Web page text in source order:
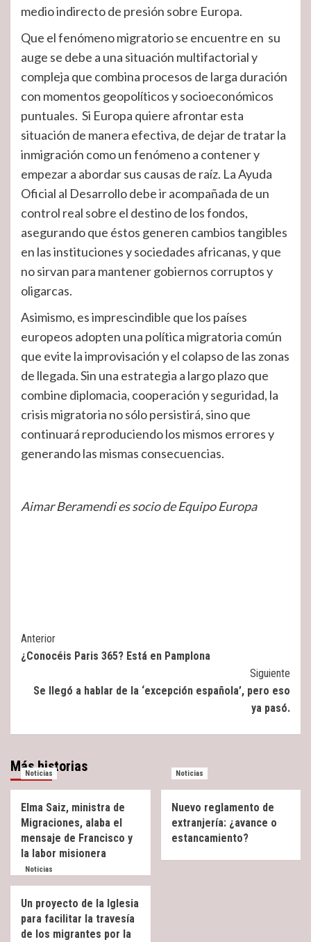
medio indirecto de presión sobre Europa.
Que el fenómeno migratorio se encuentre en su
auge se debe a una situación multifactorial y
compleja que combina procesos de larga duración
con momentos geopolíticos y socioeconómicos
puntuales. Si Europa quiere afrontar esta
situación de manera efectiva, de dejar de tratar la
inmigración como un fenómeno a contener y
empezar a abordar sus causas de raíz. La Ayuda
Oficial al Desarrollo debe ir acompañada de un
control real sobre el destino de los fondos,
asegurando que éstos generen cambios tangibles
en las instituciones y sociedades africanas, y que
no sirvan para mantener gobiernos corruptos y
oligarcas.
Asimismo, es imprescindible que los países
europeos adopten una política migratoria común
que evite la improvisación y el colapso de las zonas
de llegada. Sin una estrategia a largo plazo que
combine diplomacia, cooperación y seguridad, la
crisis migratoria no sólo persistirá, sino que
continuará reproduciendo los mismos errores y
generando las mismas consecuencias.
Aimar Beramendi es socio de Equipo Europa
Post
Navigation
Anterior
¿Conocéis Paris 365? Está en Pamplona
Siguiente
Se llegó a hablar de la ‘excepción española’, pero eso
ya pasó.
Más historias
Noticias
Elma Saiz, ministra de
Migraciones, alaba el
mensaje de Francisco y
la labor misionera
Noticias
Nuevo reglamento de
extranjería: ¿avance o
estancamiento?
Noticias
Un proyecto de la Iglesia
para facilitar la travesía
de los migrantes por la